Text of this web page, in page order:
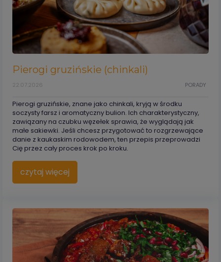
Pierogi gruzińskie (chinkali)
PORADY
22.07.2026
Pierogi gruzińskie, znane jako chinkali, kryją w środku
soczysty farsz i aromatyczny bulion. Ich charakterystyczny,
zawiązany na czubku węzełek sprawia, że wyglądają jak
małe sakiewki. Jeśli chcesz przygotować to rozgrzewające
danie z kaukaskim rodowodem, ten przepis przeprowadzi
Cię przez cały proces krok po kroku.
czytaj więcej